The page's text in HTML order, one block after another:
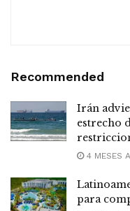
Recommended
Irán
estrecho
4 MESES
para